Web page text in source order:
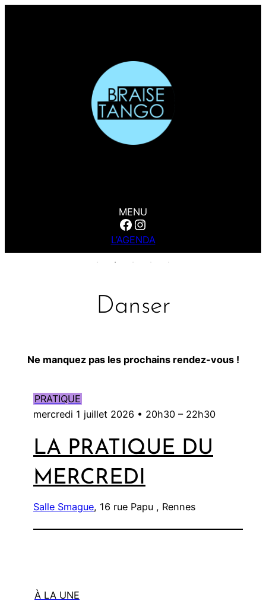
MENU
Facebook Instagram
L’AGENDA
Danser
Ne manquez pas les prochains rendez-vous !
PRATIQUE
mercredi 1 juillet 2026 • 20h30 – 22h30
LA PRATIQUE DU
MERCREDI
Salle Smague, 16 rue Papu , Rennes
À LA UNE